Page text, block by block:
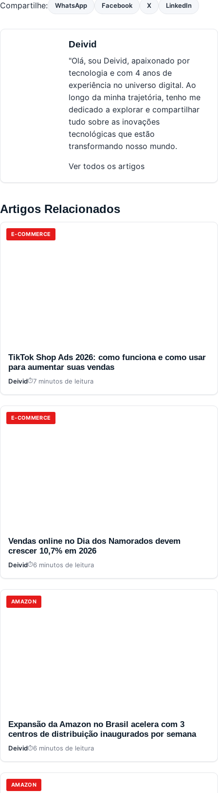
Compartilhe: WhatsApp Facebook X LinkedIn
Deivid
"Olá, sou Deivid, apaixonado por
tecnologia e com 4 anos de
experiência no universo digital. Ao
longo da minha trajetória, tenho me
dedicado a explorar e compartilhar
tudo sobre as inovações
tecnológicas que estão
transformando nosso mundo.
Ver todos os artigos
Artigos Relacionados
E-COMMERCE
TikTok Shop Ads 2026: como funciona e como usar
para aumentar suas vendas
Deivid 7 minutos de leitura
E-COMMERCE
Vendas online no Dia dos Namorados devem
crescer 10,7% em 2026
Deivid 6 minutos de leitura
AMAZON
Expansão da Amazon no Brasil acelera com 3
centros de distribuição inaugurados por semana
Deivid 6 minutos de leitura
AMAZON